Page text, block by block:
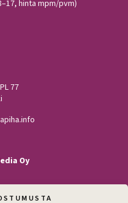
hinta mpm/pvm)
77
Oy